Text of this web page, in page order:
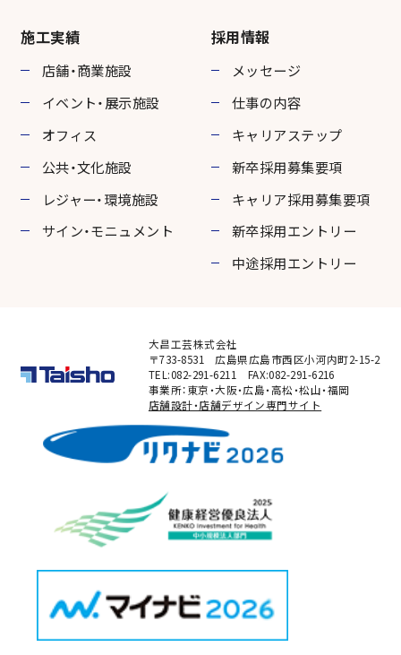
施工実績
店舗・商業施設
イベント・展示施設
オフィス
公共・文化施設
レジャー・環境施設
サイン・モニュメント
採用情報
メッセージ
仕事の内容
キャリアステップ
新卒採用募集要項
キャリア採用募集要項
新卒採用エントリー
中途採用エントリー
大昌工芸株式会社
〒733-8531 広島県広島市西区小河内町2-15-2
TEL:082-291-6211 FAX:082-291-6216
事業所：東京・大阪・広島・高松・松山・福岡
店舗設計・店舗デザイン専門サイト